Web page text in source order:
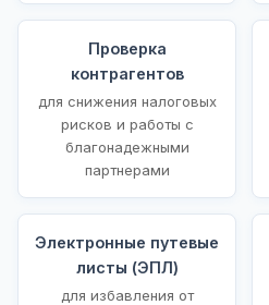
Проверка
контрагентов
для снижения налоговых
рисков и работы с
благонадежными
партнерами
Электронные путевые
листы (ЭПЛ)
для избавления от